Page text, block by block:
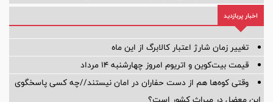
اخبار پربازدید
تغییر زمان شارژ اعتبار کالابرگ از این ماه
قیمت بیت‌کوین و اتریوم امروز چهارشنبه ۱۴ مرداد
وقتی کوه‌ها هم از دست حفاران در امان نیستند//چه کسی پاسخگوی